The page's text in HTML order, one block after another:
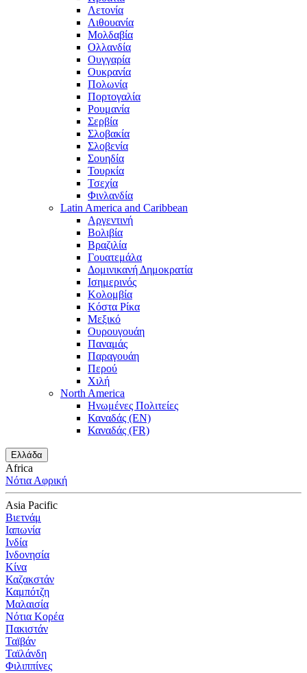
Λετονία
Λιθουανία
Μολδαβία
Ολλανδία
Ουγγαρία
Ουκρανία
Πολωνία
Πορτογαλία
Ρουμανία
Σερβία
Σλοβακία
Σλοβενία
Σουηδία
Τουρκία
Τσεχία
Φινλανδία
Latin America and Caribbean
Αργεντινή
Βολιβία
Βραζιλία
Γουατεμάλα
Δομινικανή Δημοκρατία
Ισημερινός
Κολομβία
Κόστα Ρίκα
Μεξικό
Ουρουγουάη
Παναμάς
Παραγουάη
Περού
Χιλή
North America
Ηνωμένες Πολιτείες
Καναδάς (EN)
Καναδάς (FR)
Ελλάδα
Africa
Νότια Αφρική
Asia Pacific
Βιετνάμ
Ιαπωνία
Ινδία
Ινδονησία
Κίνα
Καζακστάν
Καμπότζη
Μαλαισία
Νότια Κορέα
Πακιστάν
Ταϊβάν
Ταϊλάνδη
Φιλιππίνες